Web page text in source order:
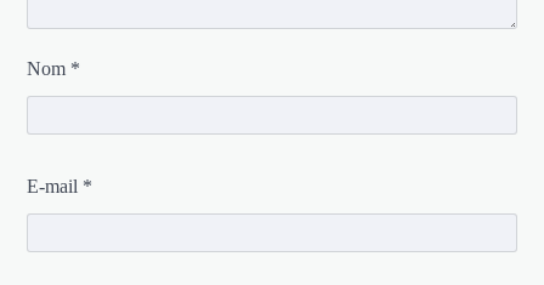
Nom *
E-mail *